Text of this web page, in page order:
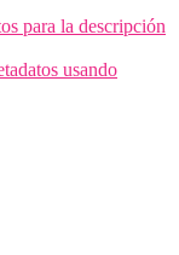
para la descripción
usando